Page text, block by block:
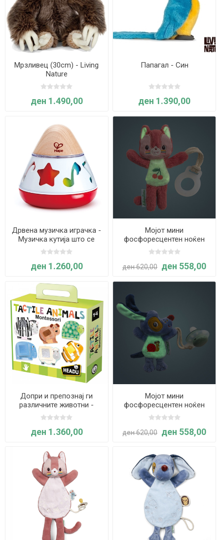
Мрзливец (30cm) - Living
Nature
ден 1.490,00
Папагал - Син
ден 1.390,00
Дрвена музичка играчка -
Музичка кутија што се
врти - Hape
ден 1.260,00
Мојот мини
фосфоресцентен ноќен
пријател МАЧКАТА ЖАНА
ден 620,00 ден 558,00
Допри и препознај ги
различните животни -
Montessori
ден 1.360,00
Мојот мини
фосфоресцентен ноќен
пријател КУЧЕТО ЏУЛС –
Lilliputiens
ден 620,00 ден 558,00